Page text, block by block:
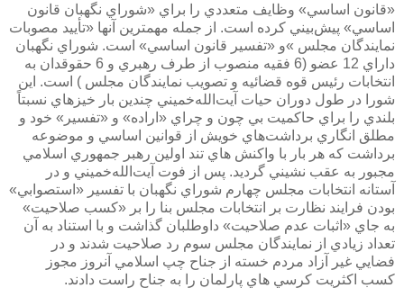
«قانون اساسي» وظايف متعددي را براي «شوراي نگهبان قانون
اساسي» پيش‌بيني كرده است. از جمله مهمترين آنها «تأييد مصوبات
نمايندگان مجلس »و «تفسير قانون اساسي» است. شوراي نگهبان
داراي 12 عضو (6 فقيه منصوب از طرف رهبري و 6 حقوقدان به
انتخابات رئيس قوه قضائيه و تصويب نمايندگان مجلس ) است. اين
شورا در طول دوران حيات آيت‌الله‌خميني چندين بار خيزهاي نسبتاً
بلندي را براي حاكميت بي چون و چراي «اراده» و «تفسير» خود و
مطلق انگاري برداشت‌هاي خويش از قوانين اساسي و موضوعه
برداشت كه هر بار با واكنش هاي تند اولين رهبر جمهوري اسلامي
مجبور به عقب نشيني گرديد. پس از فوت آيت‌الله‌خميني و در
آستانه انتخابات مجلس چهارم شوراي نگهبان با تفسير «استصوابي»
بودن فرايند نظارت بر انتخابات مجلس بنا را بر «كسب صلاحيت»
به جاي «اثبات عدم صلاحيت» داوطلبان گذاشت و با استناد به آن
تعداد زيادي از نمايندگان مجلس سوم رد صلاحيت شدند و در
فضايي غير آزاد مردم خسته از جناح چپ اسلامي آنروز مجوز
كسب اكثريت كرسي هاي پارلمان را به جناح راست دادند.